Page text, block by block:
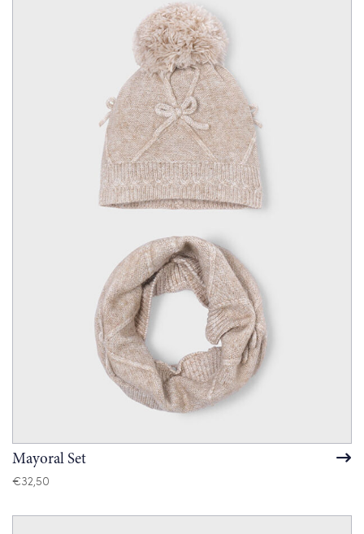
Mayoral Set
€32,50